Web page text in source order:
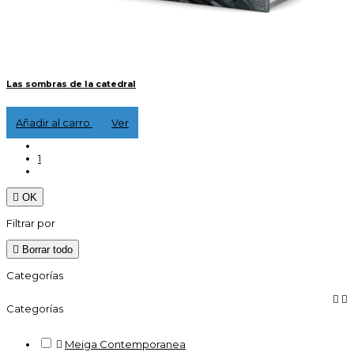
Las sombras de la catedral
16,00 €
Añadir al carro
Ver
1
 OK
Filtrar por
 Borrar todo
Categorías
Categorías
 
 Meiga Contemporanea